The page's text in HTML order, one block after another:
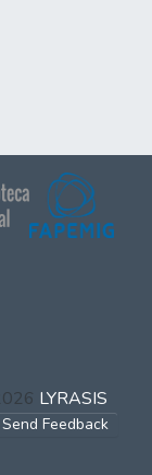
LYRASIS
Send Feedback